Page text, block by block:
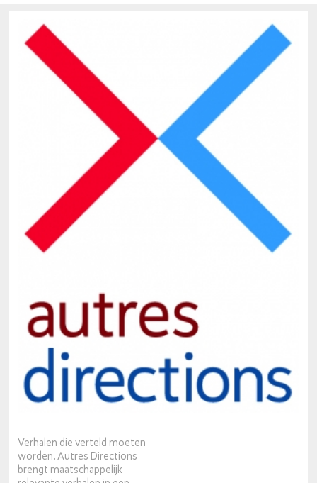
Verhalen die verteld moeten
worden. Autres Directions
brengt maatschappelijk